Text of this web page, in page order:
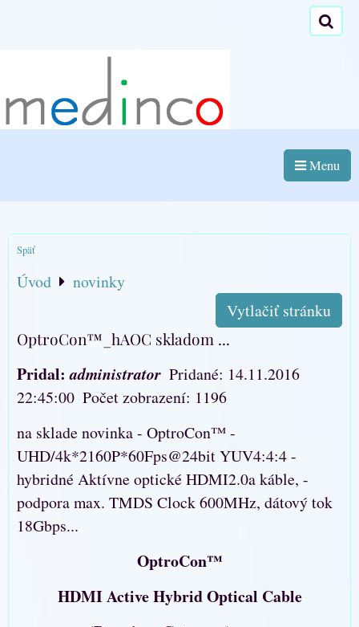
Menu
Späť
Úvod
novinky
Vytlačiť stránku
OptroCon™_hAOC skladom ...
Pridal:administrator Pridané: 14.11.2016
22:45:00 Počet zobrazení: 1196
na sklade novinka - OptroCon™ -
UHD/4k*2160P*60Fps@24bit YUV4:4:4 -
hybridné Aktívne optické HDMI2.0a káble, -
podpora max. TMDS Clock 600MHz, dátový tok
18Gbps...
OptroCon™
HDMI Active Hybrid Optical Cable